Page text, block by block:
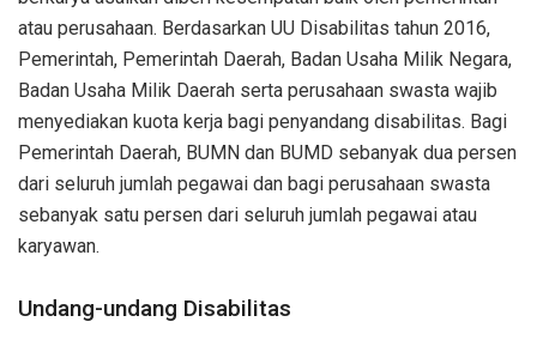
atau perusahaan. Berdasarkan UU Disabilitas tahun 2016,
Pemerintah, Pemerintah Daerah, Badan Usaha Milik Negara,
Badan Usaha Milik Daerah serta perusahaan swasta wajib
menyediakan kuota kerja bagi penyandang disabilitas. Bagi
Pemerintah Daerah, BUMN dan BUMD sebanyak dua persen
dari seluruh jumlah pegawai dan bagi perusahaan swasta
sebanyak satu persen dari seluruh jumlah pegawai atau
karyawan.
Undang-undang Disabilitas